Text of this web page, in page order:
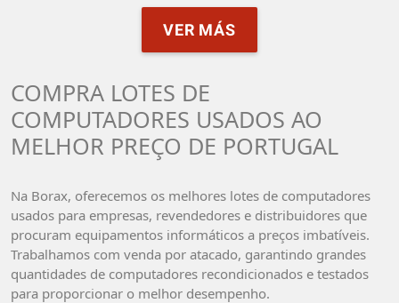
VER MÁS
COMPRA LOTES DE
COMPUTADORES USADOS AO
MELHOR PREÇO DE PORTUGAL
Na Borax, oferecemos os melhores lotes de computadores
usados para empresas, revendedores e distribuidores que
procuram equipamentos informáticos a preços imbatíveis.
Trabalhamos com venda por atacado, garantindo grandes
quantidades de computadores recondicionados e testados
para proporcionar o melhor desempenho.